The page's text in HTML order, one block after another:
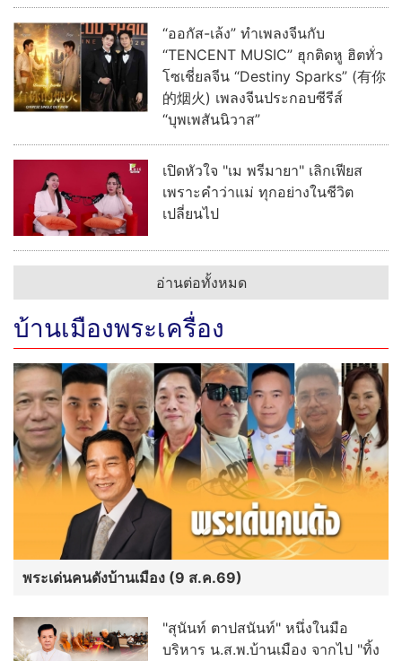
“ออกัส-เล้ง” ทำเพลงจีนกับ
“TENCENT MUSIC” ฮุกติดหู ฮิตทั่ว
โซเชี่ยลจีน “Destiny Sparks” (有你
的烟火) เพลงจีนประกอบซีรีส์
“บุพเพสันนิวาส”
เปิดหัวใจ "เม พรีมายา" เลิกเฟียส
เพราะคำว่าแม่ ทุกอย่างในชีวิต
เปลี่ยนไป
อ่านต่อทั้งหมด
บ้านเมืองพระเครื่อง
พระเด่นคนดังบ้านเมือง (9 ส.ค.69)
"สุนันท์ ตาปสนันท์" หนึ่งในมือ
บริหาร น.ส.พ.บ้านเมือง จากไป "ทิ้ง